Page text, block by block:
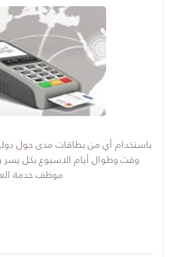
​باستخدام أي من بطاقات مدى حول
وقت وطوال أيام الاسبوع بكل
موظف خدمة